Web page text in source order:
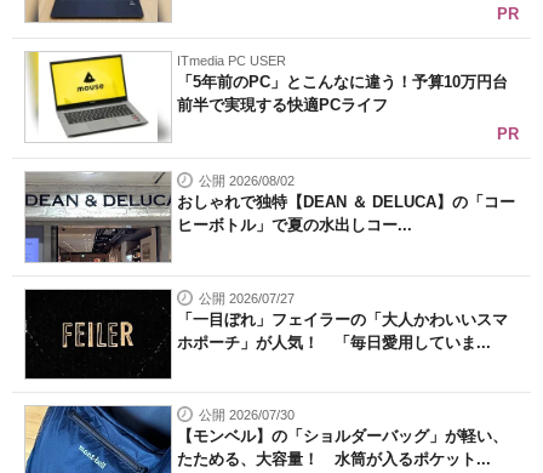
PR
ITmedia PC USER
「5年前のPC」とこんなに違う！予算10万円台
前半で実現する快適PCライフ
PR
公開 2026/08/02
おしゃれで独特【DEAN ＆ DELUCA】の「コー
ヒーボトル」で夏の水出しコー...
公開 2026/07/27
「一目ぼれ」フェイラーの「大人かわいいスマ
ホポーチ」が人気！ 「毎日愛用していま...
公開 2026/07/30
【モンベル】の「ショルダーバッグ」が軽い、
たためる、大容量！ 水筒が入るポケット...